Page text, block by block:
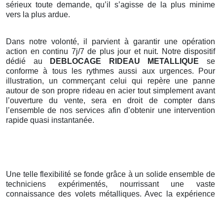
sérieux toute demande, qu’il s’agisse de la plus minime
vers la plus ardue.
Dans notre volonté, il parvient à garantir une opération
action en continu 7j/7 de plus jour et nuit. Notre dispositif
dédié au
DEBLOCAGE RIDEAU METALLIQUE se
conforme à tous les rythmes aussi aux urgences. Pour
illustration, un commerçant celui qui repère une panne
autour de son propre rideau en acier tout simplement avant
l’ouverture du vente, sera en droit de compter dans
l’ensemble de nos services afin d’obtenir une intervention
rapide quasi instantanée.
Une telle flexibilité se fonde grâce à un solide ensemble de
techniciens expérimentés, nourrissant une vaste
connaissance des volets métalliques. Avec la expérience